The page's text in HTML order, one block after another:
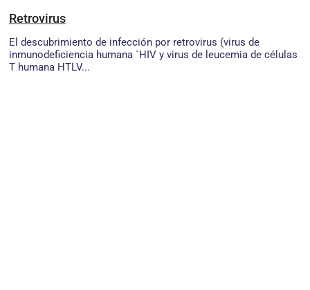
Retrovirus
El descubrimiento de infección por retrovirus (virus de
inmunodeficiencia humana `HIV y virus de leucemia de células
T humana HTLV...